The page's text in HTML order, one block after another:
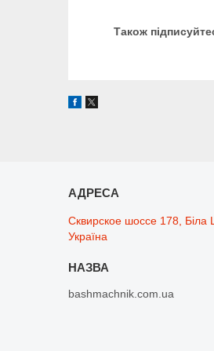
Також
Сквирское шоссе 178, Біла
Україна
bashmachnik.com.ua